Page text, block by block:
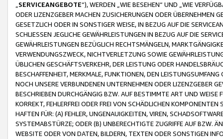
SERVICEANGEBOTE“), WERDEN „WIE BESEHEN“ UND „WIE
ODER LIZENZGEBER MACHEN ZUSICHERUNGEN ODER ÜBERNEHMEN
GESETZLICH ODER IN SONSTIGER WEISE, IN BEZUG AUF DIE
SCHLIESSEN JEGLICHE GEWÄHRLEISTUNGEN IN BEZUG AUF DIE
GEWÄHRLEISTUNGEN BEZÜGLICH RECHTSMÄNGELN,
VERWENDUNGSZWECK, NICHTVERLETZUNG SOWIE
ÜBLICHEN GESCHÄFTSVERKEHR, DER LEISTUNG ODER
BESCHAFFENHEIT, MERKMALE, FUNKTIONEN, DEN
NOCH UNSERE VERBUNDENEN UNTERNEHMEN ODER LIZENZGEBER
BESCHRIEBEN DURCHGÄNGIG BZW. AUF BESTIMMTE ART UND
KORREKT, FEHLERFREI ODER FREI VON SCHÄDLICHEN
HAFTEN FÜR: (A) FEHLER, UNGENAUIGKEITEN, VIREN,
SYSTEMABSTÜRZE; ODER (B) UNBERECHTIGTE ZUGRIFFE AUF BZW.
WEBSITE ODER VON DATEN, BILDERN, TEXTEN ODER SONSTIGEN